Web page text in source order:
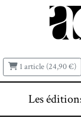
1 article (24,90 €)
Les